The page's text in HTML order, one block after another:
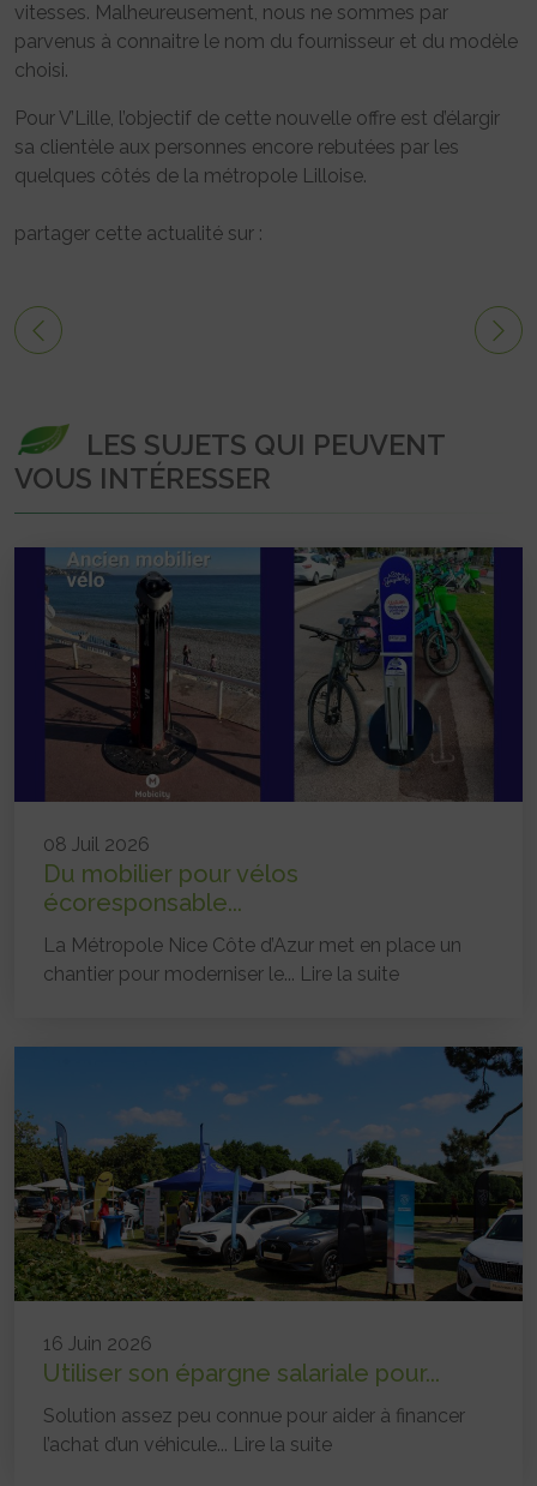
vitesses. Malheureusement, nous ne sommes par
parvenus à connaitre le nom du fournisseur et du modèle
choisi.
Pour V’Lille, l’objectif de cette nouvelle offre est d’élargir
sa clientèle aux personnes encore rebutées par les
quelques côtés de la métropole Lilloise.
partager cette actualité sur :
LES SUJETS QUI PEUVENT
VOUS INTÉRESSER
08 Juil 2026
Du mobilier pour vélos
écoresponsable...
La Métropole Nice Côte d’Azur met en place un
chantier pour moderniser le... Lire la suite
16 Juin 2026
Utiliser son épargne salariale pour...
Solution assez peu connue pour aider à financer
l’achat d’un véhicule... Lire la suite